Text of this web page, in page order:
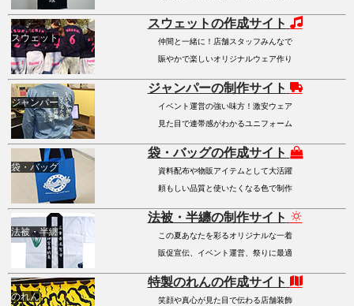
スウェット
スウェットの作成サイト
仲間と一緒に！店舗スタッフみんなで
賑やかで楽しいオリジナルウェア作り
ジャンパー
ジャンパーの制作サイト
イベント運営の強い味方！激安ウェア
見た目で連帯感がわかるユニフォーム
袋・バッグ
袋・バッグの作成サイト
資料配布や物販アイテムとして大活躍
頼もしい品質と使いたくなる色で制作
法被・半纏
法被・半纏の制作サイト
この夏あなたを彩るオリジナルな一着
販促宣伝、イベント運営、祭りに最適
のれん
特製のれんの作成サイト
笑顔や真心が見た目で伝わる店舗装飾